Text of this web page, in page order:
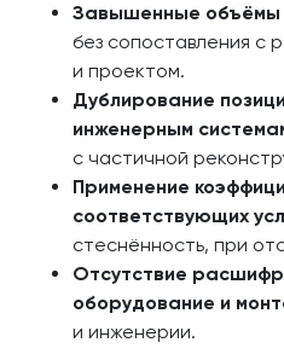
Завышенные объёмы
без сопоставления с
и проектом.
Дублирование
инженерным
с частичной
Применение
соответствующих
стеснённость, при
Отсутствие
оборудование и
и инженерии.